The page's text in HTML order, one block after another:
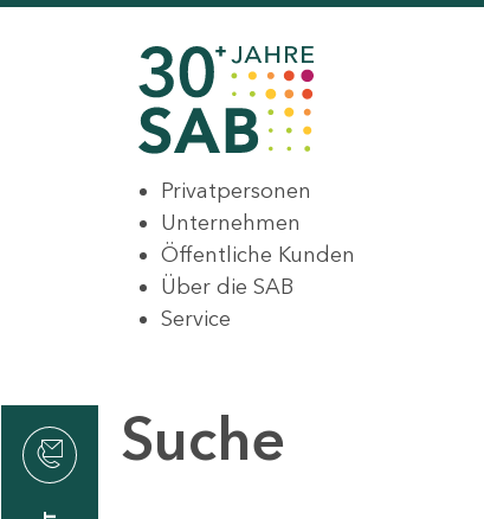
Privatpersonen
Unternehmen
Öffentliche Kunden
Über die SAB
Service
Suche